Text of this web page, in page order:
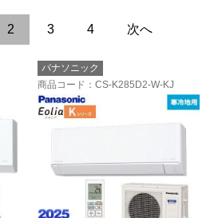
2 3 4 次へ
パナソニック
商品コード ：CS-K285D2-W-KJ